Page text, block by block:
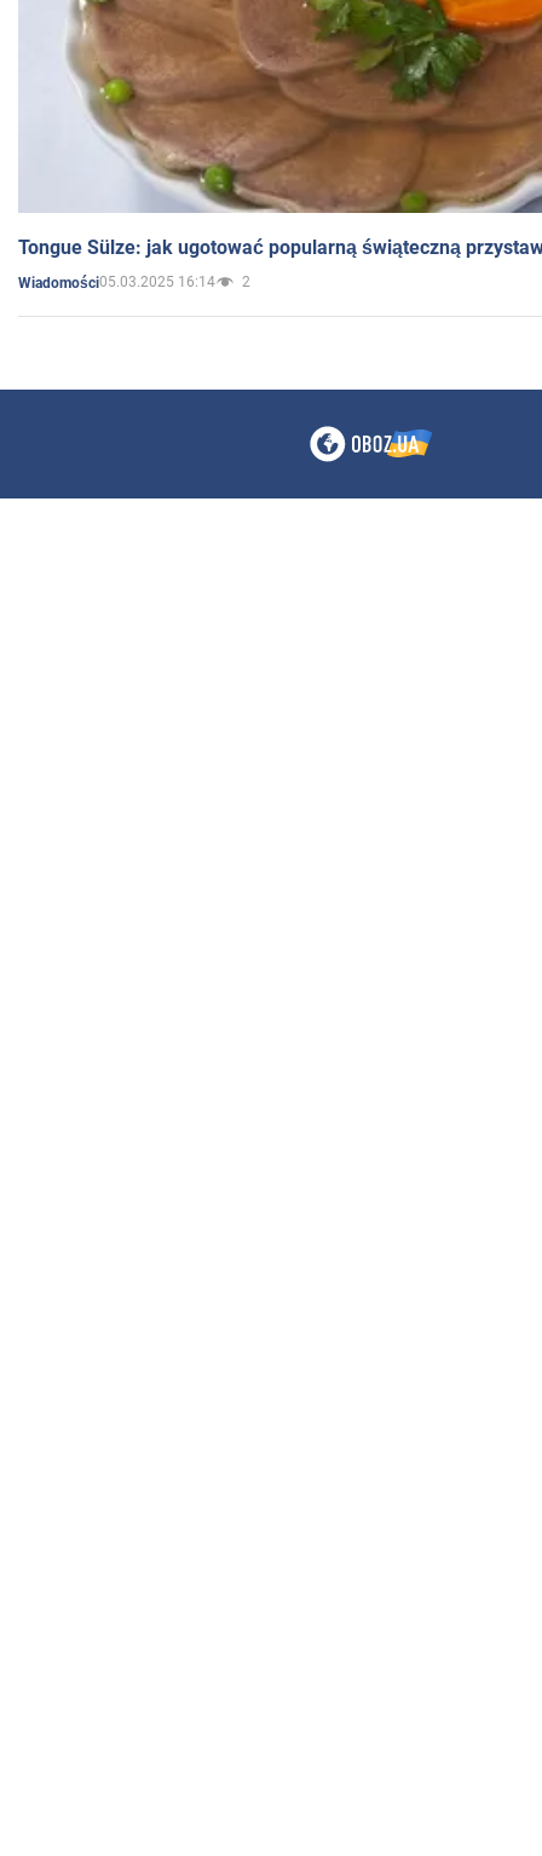
Tongue Sülze: jak ugotować popularną świąteczną
Wiadomości05.03.2025 16:14 2